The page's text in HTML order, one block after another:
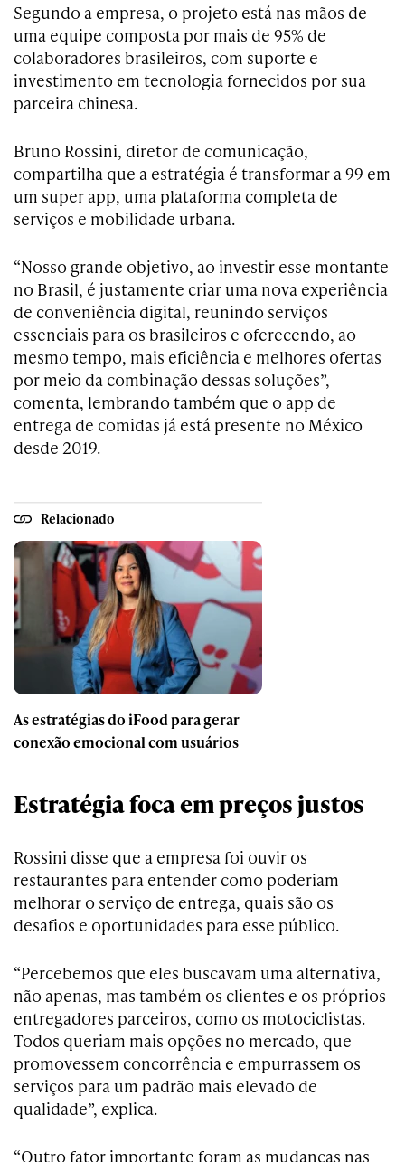
Segundo a empresa, o projeto está nas mãos de
uma equipe composta por mais de 95% de
colaboradores brasileiros, com suporte e
investimento em tecnologia fornecidos por sua
parceira chinesa.
Bruno Rossini, diretor de comunicação,
compartilha que a estratégia é transformar a 99 em
um super app, uma plataforma completa de
serviços e mobilidade urbana.
“Nosso grande objetivo, ao investir esse montante
no Brasil, é justamente criar uma nova experiência
de conveniência digital, reunindo serviços
essenciais para os brasileiros e oferecendo, ao
mesmo tempo, mais eficiência e melhores ofertas
por meio da combinação dessas soluções”,
comenta, lembrando também que o app de
entrega de comidas já está presente no México
desde 2019.
Relacionado
As estratégias do iFood para gerar
conexão emocional com usuários
Estratégia foca em preços justos
Rossini disse que a empresa foi ouvir os
restaurantes para entender como poderiam
melhorar o serviço de entrega, quais são os
desafios e oportunidades para esse público.
“Percebemos que eles buscavam uma alternativa,
não apenas, mas também os clientes e os próprios
entregadores parceiros, como os motociclistas.
Todos queriam mais opções no mercado, que
promovessem concorrência e empurrassem os
serviços para um padrão mais elevado de
qualidade”, explica.
“Outro fator importante foram as mudanças nas